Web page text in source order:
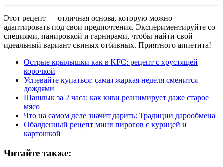
Этот рецепт — отличная основа, которую можно
адаптировать под свои предпочтения. Экспериментируйте со
специями, панировкой и гарнирами, чтобы найти свой
идеальный вариант свиных отбивных. Приятного аппетита!
Острые крылышки как в KFC: рецепт с хрустящей
корочкой
Успевайте купаться: самая жаркая неделя сменится
дождями
Шашлык за 2 часа: как киви реанимирует даже старое
мясо
Что на самом деле значит дарить: Традиции дарообмена
Обалденный рецепт мини пирогов с курицей и
картошкой
Читайте также: